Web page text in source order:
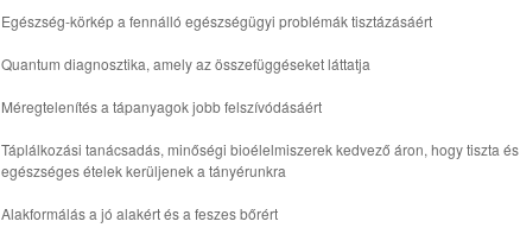
Egészség-körkép a fennálló egészségügyi problémák tisztázásáért
Quantum diagnosztika, amely az összefüggéseket láttatja
Méregtelenítés a tápanyagok jobb felszívódásáért
Táplálkozási tanácsadás, minőségi bioélelmiszerek kedvező áron, hogy tiszta és
egészséges ételek kerüljenek a tányérunkra
Alakformálás a jó alakért és a feszes bőrért